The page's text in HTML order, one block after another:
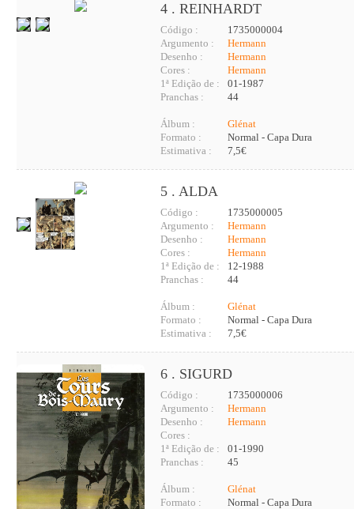
4 . REINHARDT
Código :
1735000004
Argumento :
Hermann
Desenho :
Hermann
Cores :
Hermann
1ª Edição de :
01-1987
Pranchas :
44
Álbum :
Glénat
Formato :
Normal - Capa Dura
Estimativa :
7,5€
5 . ALDA
Código :
1735000005
Argumento :
Hermann
Desenho :
Hermann
Cores :
Hermann
1ª Edição de :
12-1988
Pranchas :
44
Álbum :
Glénat
Formato :
Normal - Capa Dura
Estimativa :
7,5€
6 . SIGURD
Código :
1735000006
Argumento :
Hermann
Desenho :
Hermann
Cores :
1ª Edição de :
01-1990
Pranchas :
45
Álbum :
Glénat
Formato :
Normal - Capa Dura